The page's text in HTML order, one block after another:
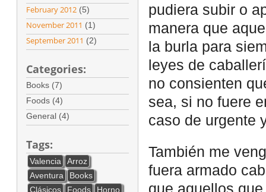
February 2012(5)
November 2011 (1)
September 2011 (2)
Categories:
Books (7)
Foods (4)
General (4)
Tags:
Valencia
Arroz
Aventura
Books
Clásicos
Foods
Horno
pudiera subir o
manera que
la burla para
leyes de
no consienten
sea, si no fuere
caso de urgente
También me
fuera armado
que aquellos